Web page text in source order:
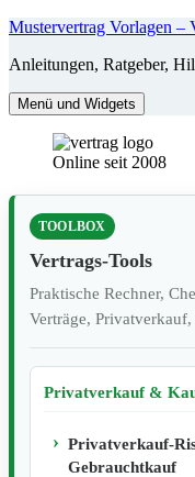
Zum
springen
Mustervertrag Vorlagen –
Anleitungen, Ratgeber,
Menü und Widgets
Online seit 2008
TOOLBOX
Vertrags-Tools
Praktische Rechner,
Verträge,
Privatverkauf &
Privatverkauf-
Gebrauchtkauf